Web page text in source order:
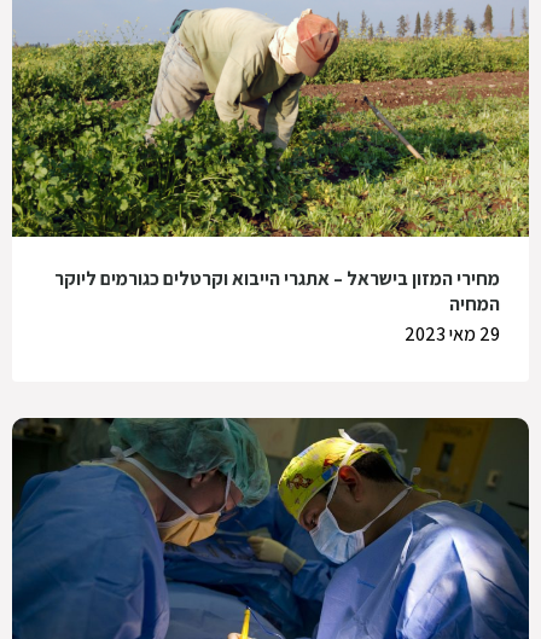
מחירי המזון בישראל – אתגרי הייבוא וקרטלים כגורמים ליוקר
המחיה
29 מאי 2023